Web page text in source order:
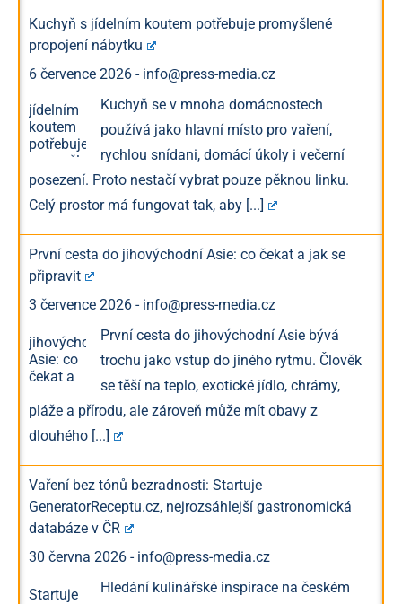
Kuchyň s jídelním koutem potřebuje promyšlené
propojení nábytku
6 července 2026 - info@press-media.cz
Kuchyň se v mnoha domácnostech
používá jako hlavní místo pro vaření,
rychlou snídani, domácí úkoly i večerní
posezení. Proto nestačí vybrat pouze pěknou linku.
Celý prostor má fungovat tak, aby [...]
První cesta do jihovýchodní Asie: co čekat a jak se
připravit
3 července 2026 - info@press-media.cz
První cesta do jihovýchodní Asie bývá
trochu jako vstup do jiného rytmu. Člověk
se těší na teplo, exotické jídlo, chrámy,
pláže a přírodu, ale zároveň může mít obavy z
dlouhého [...]
Vaření bez tónů bezradnosti: Startuje
GeneratorReceptu.cz, nejrozsáhlejší gastronomická
databáze v ČR
30 června 2026 - info@press-media.cz
Hledání kulinářské inspirace na českém